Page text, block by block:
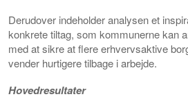
Derudover indeholder analysen et
konkrete tiltag, som kommunerne kan
med at sikre at flere erhvervsaktive
vender hurtigere tilbage i arbejde.
Hovedresultater